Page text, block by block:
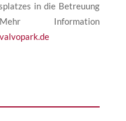
in die Betreuung
Information